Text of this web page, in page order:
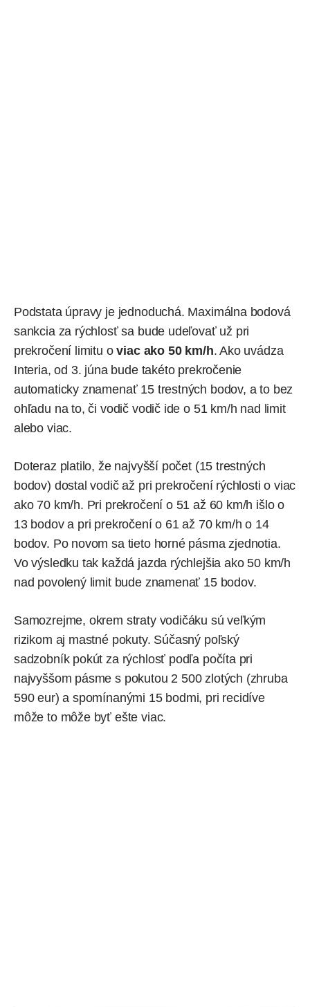
Podstata úpravy je jednoduchá. Maximálna bodová
sankcia za rýchlosť sa bude udeľovať už pri
prekročení limitu oviac ako 50 km/h. Ako uvádza
Interia, od 3. júna bude takéto prekročenie
automaticky znamenať 15 trestných bodov, a to bez
ohľadu na to, či vodič vodič ide o 51 km/h nad limit
alebo viac.
Doteraz platilo, že najvyšší počet (15 trestných
bodov) dostal vodič až pri prekročení rýchlosti o viac
ako 70 km/h. Pri prekročení o 51 až 60 km/h išlo o
13 bodov a pri prekročení o 61 až 70 km/h o 14
bodov. Po novom sa tieto horné pásma zjednotia.
Vo výsledku tak každá jazda rýchlejšia ako 50 km/h
nad povolený limit bude znamenať 15 bodov.
Samozrejme, okrem straty vodičáku sú veľkým
rizikom aj mastné pokuty. Súčasný poľský
sadzobník pokút za rýchlosť podľa počíta pri
najvyššom pásme s pokutou 2 500 zlotých (zhruba
590 eur) a spomínanými 15 bodmi, pri recidíve
môže to môže byť ešte viac.